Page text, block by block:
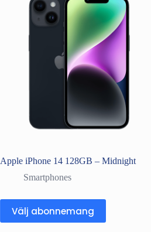
Apple iPhone 14 128GB – Midnight
Smartphones
Välj abonnemang